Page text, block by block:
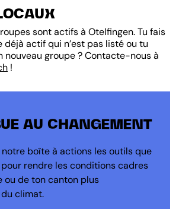
sont actifs à Otelfingen. Tu fais
déjà actif qui n’est pas listé ou tu
nouveau groupe ? Contacte-nous à
!
AU CHANGEMENT
boîte à actions les outils que
rendre les conditions cadres
ou de ton canton plus
climat.